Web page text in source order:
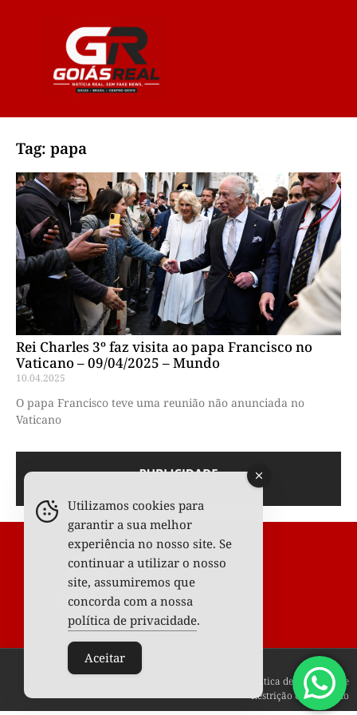
Tag: papa
Rei Charles 3º faz visita ao papa Francisco no
Vaticano – 09/04/2025 – Mundo
10.04.2025
O papa Francisco teve uma reunião não anunciada no
Vaticano
Todos os Direitos Reservados © 2025
Política de privacidade
Restrição de conteúdo
Utilizamos cookies para
garantir a sua melhor
experiência no nosso site. Se
continuar a utilizar o nosso
site, assumiremos que
concorda com a nossa
política de privacidade.
Aceitar